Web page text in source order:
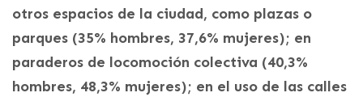
otros espacios de la ciudad, como plazas o
parques (35% hombres, 37,6% mujeres); en
paraderos de locomoción colectiva (40,3%
hombres, 48,3% mujeres); en el uso de las calles